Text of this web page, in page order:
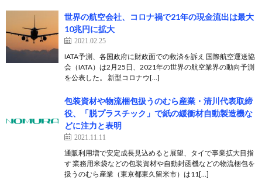
世界の航空会社、コロナ禍で21年の現金流出は最大
10兆円に拡大
2021.02.25
IATA予測、各国政府に財政面での救済を訴え 国際航空運送協
会（IATA）は2月25日、2021年の世界の航空業界の動向予測
を公表した。 新型コロナウ[…]
包装資材や物流梱包扱うのむら産業・清川代表取締
役、「脱プラスチック」で紙の緩衝材自動製造機な
どに注力と表明
2021.11.11
通販利用増で安定成長見込めると展望、タイで事業拡大目指
す 業務用米袋などの包装資材や自動封函機などの物流梱包を
扱うのむら産業（東京都東久留米市）は11[…]